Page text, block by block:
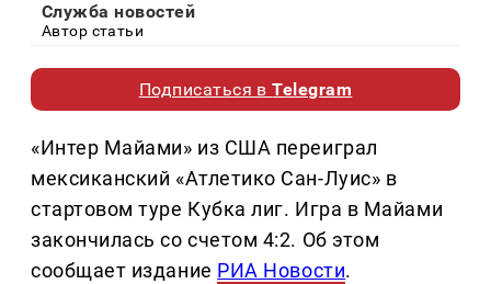
Служба новостей
Автор статьи
Подписаться вTelegram
«Интер Майами» из США переиграл
мексиканский «Атлетико Сан-Луис» в
стартовом туре Кубка лиг. Игра в Майами
закончилась со счетом 4:2. Об этом
сообщает издание РИА Новости.